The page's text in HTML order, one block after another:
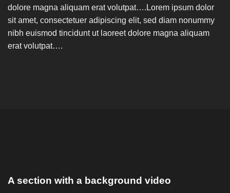
dolore magna aliquam erat volutpat….Lorem ipsum dolor
sit amet, consectetuer adipiscing elit, sed diam nonummy
nibh euismod tincidunt ut laoreet dolore magna aliquam
erat volutpat….
A section with a background video